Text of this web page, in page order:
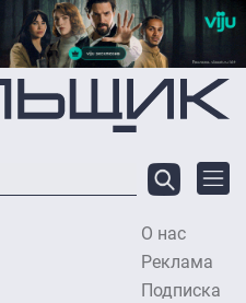
О нас
Реклама
Подписка